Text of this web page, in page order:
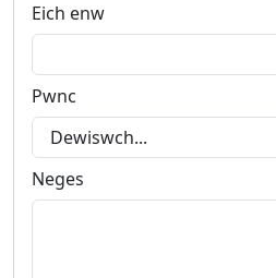
Eich enw
Pwnc
Neges